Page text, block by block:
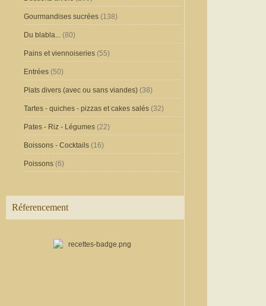
Gourmandises sucrées (138)
Du blabla... (80)
Pains et viennoiseries (55)
Entrées (50)
Plats divers (avec ou sans viandes) (38)
Tartes - quiches - pizzas et cakes salés (32)
Pates - Riz - Légumes (22)
Boissons - Cocktails (16)
Poissons (6)
Réferencement